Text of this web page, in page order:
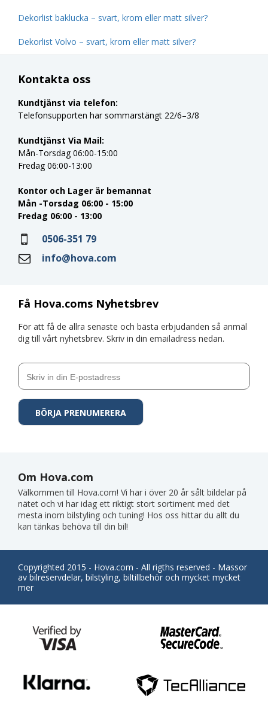
Dekorlist baklucka – svart, krom eller matt silver?
Dekorlist Volvo – svart, krom eller matt silver?
Få Hova.coms Nyhetsbrev
För att få de allra senaste och bästa erbjudanden så anmäl
dig till vårt nyhetsbrev. Skriv in din emailadress nedan.
Kontakta oss
Kundtjänst via telefon:
Telefonsupporten har sommarstängt 22/6–3/8
Kundtjänst Via Mail:
Mån-Torsdag 06:00-15:00
Fredag 06:00-13:00
Kontor och Lager är bemannat
Mån -Torsdag 06:00 - 15:00
Fredag 06:00 - 13:00
0506-351 79
info@hova.com
Om Hova.com
Välkommen till Hova.com! Vi har i över 20 år sålt bildelar på
nätet och vi har idag ett riktigt stort sortiment med det
mesta inom bilstyling och tuning! Hos oss hittar du allt du
kan tänkas behöva till din bil!
Copyrighted 2015 - Hova.com - All rigths reserved - Massor
av bilreservdelar, bilstyling, biltillbehör och mycket mycket
mer